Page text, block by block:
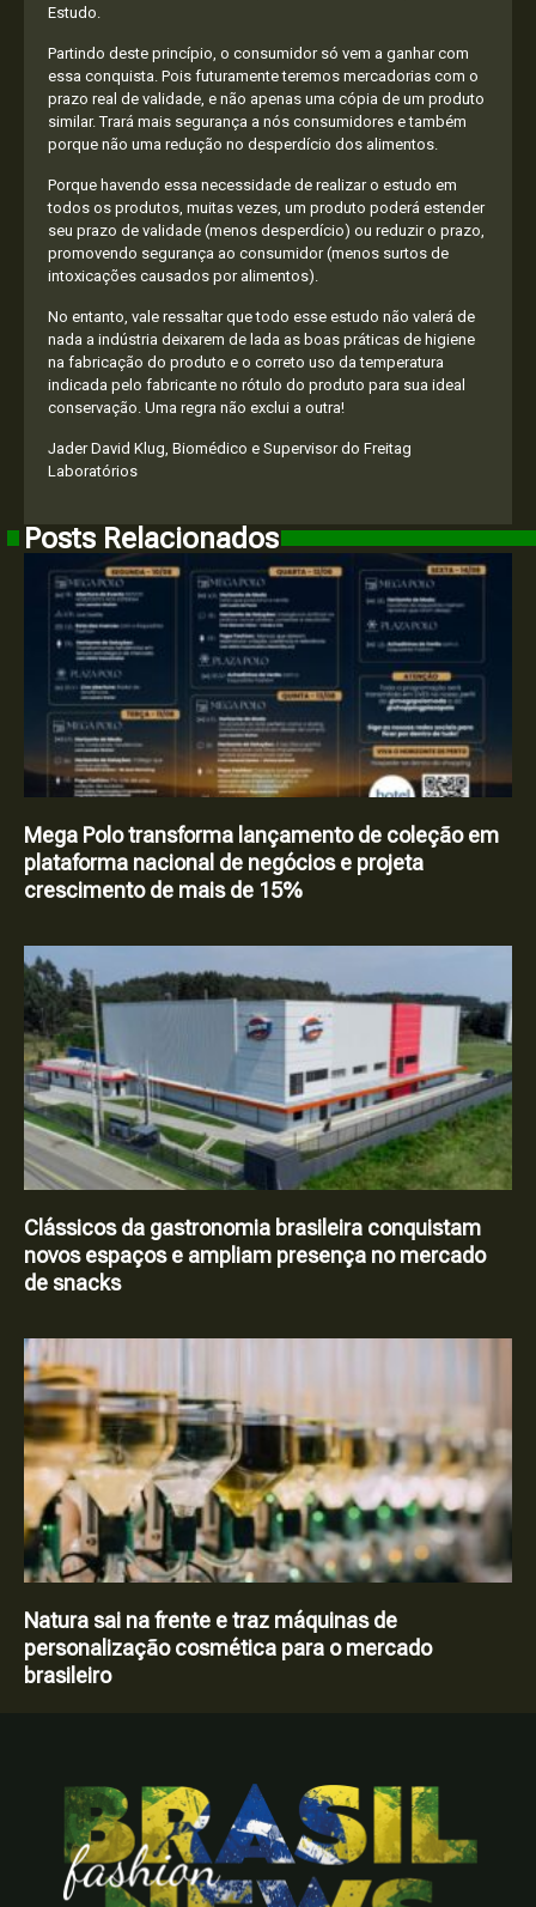
Estudo.
Partindo deste princípio, o consumidor só vem a ganhar com
essa conquista. Pois futuramente teremos mercadorias com o
prazo real de validade, e não apenas uma cópia de um produto
similar. Trará mais segurança a nós consumidores e também
porque não uma redução no desperdício dos alimentos.
Porque havendo essa necessidade de realizar o estudo em
todos os produtos, muitas vezes, um produto poderá estender
seu prazo de validade (menos desperdício) ou reduzir o prazo,
promovendo segurança ao consumidor (menos surtos de
intoxicações causados por alimentos).
No entanto, vale ressaltar que todo esse estudo não valerá de
nada a indústria deixarem de lada as boas práticas de higiene
na fabricação do produto e o correto uso da temperatura
indicada pelo fabricante no rótulo do produto para sua ideal
conservação. Uma regra não exclui a outra!
Jader David Klug, Biomédico e Supervisor do Freitag
Laboratórios
Posts Relacionados
Mega Polo transforma lançamento de coleção em
plataforma nacional de negócios e projeta
crescimento de mais de 15%
Clássicos da gastronomia brasileira conquistam
novos espaços e ampliam presença no mercado
de snacks
Natura sai na frente e traz máquinas de
personalização cosmética para o mercado
brasileiro